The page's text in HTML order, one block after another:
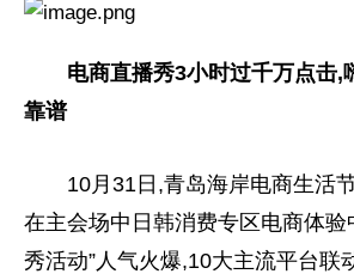
电商直播秀3小时过千万点击,
靠谱
10月31日,青岛海岸电商生活
在主会场中日韩消费专区电商体验
秀活动”人气火爆,10大主流平台联